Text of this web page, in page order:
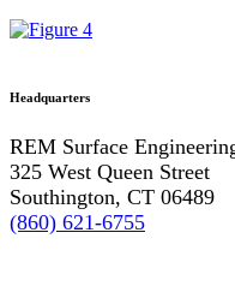
Headquarters
REM Surface
325 West Queen Street
Southington, CT 06489
(860) 621-6755